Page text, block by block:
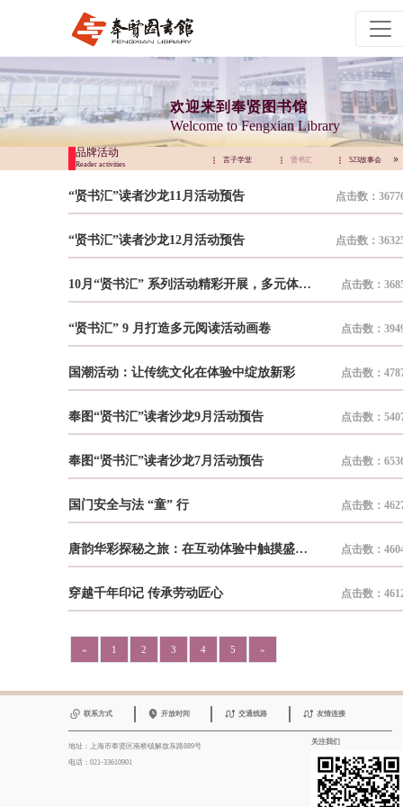
欢迎来到奉贤图书馆
Welcome to Fengxian Library
品牌活动
Reader activities
523故事会 言子学堂 贤书汇 523故事会
“贤书汇”读者沙龙11月活动预告 点击数：
“贤书汇”读者沙龙12月活动预告 点击数：
10月“贤书汇” 系列活动精彩开展，多元体验点亮读者生活 点击数：
“贤书汇” 9 月打造多元阅读活动画卷 点击数：
国潮活动：让传统文化在体验中绽放新彩 点击数：
奉图“贤书汇”读者沙龙9月活动预告 点击数：
奉图“贤书汇”读者沙龙7月活动预告 点击数：
国门安全与法 “童” 行 点击数：
唐韵华彩探秘之旅：在互动体验中触摸盛唐艺术温度​ 点击数：
穿越千年印记 传承劳动匠心 点击数：
« 1 2 3 4 5 »
联系方式 开放时间 交通线路 友情连接
地址：上海市奉贤区南桥镇解放东路889号
电话：021-33610901
关注我们